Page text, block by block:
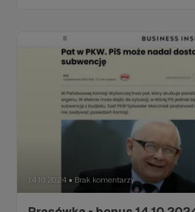
14.10.2024 ● Brak komentarzy